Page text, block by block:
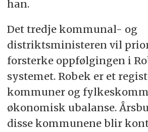
han.
Det tredje kommunal- og
distriktsministeren vil
forsterke oppfølgingen i
systemet. Robek er et
kommuner og
økonomisk ubalanse.
disse kommunene blir